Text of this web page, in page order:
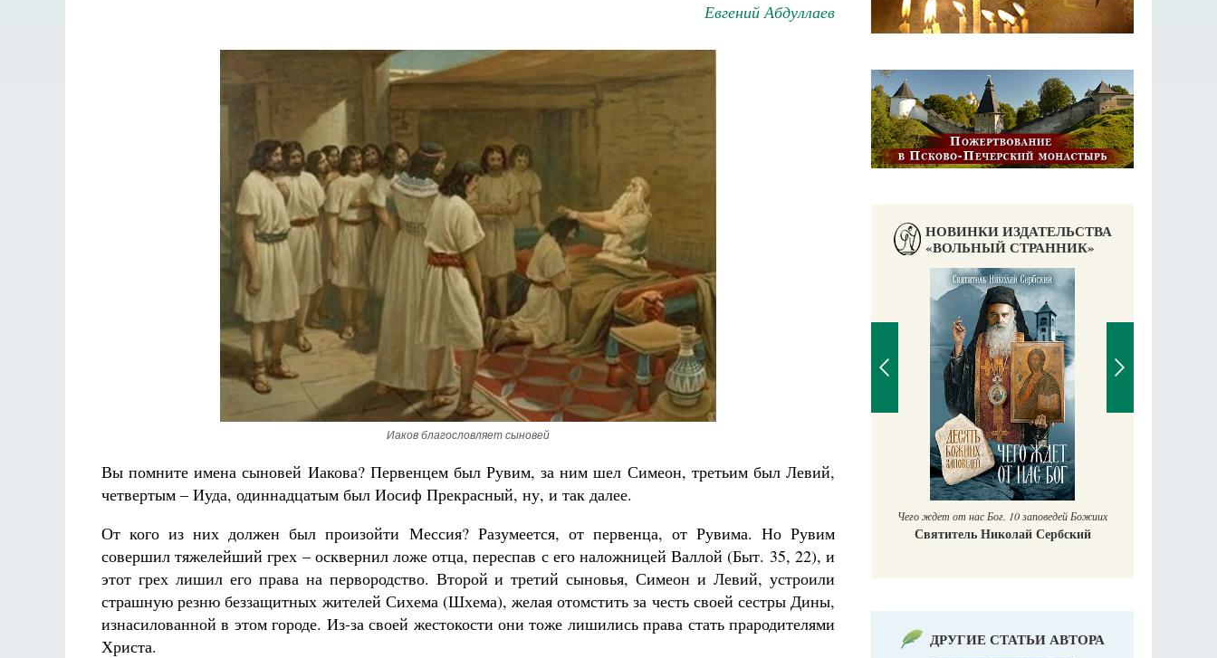
Евгений Абдуллаев
Иаков благословляет сыновей
Вы помните имена сыновей Иакова? Первенцем был Рувим, за ним шел Симеон, третьим был Левий,
четвертым – Иуда, одиннадцатым был Иосиф Прекрасный, ну, и так далее.
От кого из них должен был произойти Мессия? Разумеется, от первенца, от Рувима. Но Рувим
совершил тяжелейший грех – осквернил ложе отца, переспав с его наложницей Валлой (Быт. 35, 22), и
этот грех лишил его права на первородство. Второй и третий сыновья, Симеон и Левий, устроили
страшную резню беззащитных жителей Сихема (Шхема), желая отомстить за честь своей сестры Дины,
изнасилованной в этом городе. Из-за своей жестокости они тоже лишились права стать прародителями
Христа.
НОВИНКИ ИЗДАТЕЛЬСТВА
«ВОЛЬНЫЙ СТРАННИК»
Разлуки не будет
Кирилл Мурышев
Великомученик Георгий Победоносец. Научись у
Чего ждет от нас Бог. 10 заповедей Божиих
Святитель Николай Сербский
ДРУГИЕ СТАТЬИ АВТОРА